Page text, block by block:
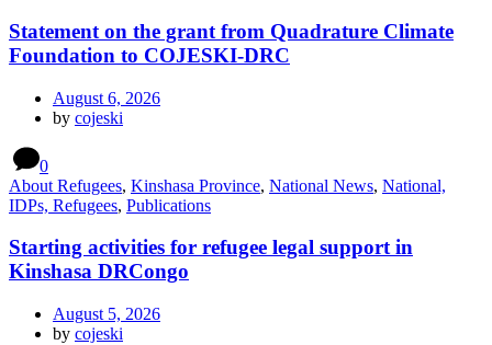
Statement on the grant from Quadrature Climate
Foundation to COJESKI-DRC
August 6, 2026
by cojeski
0
About Refugees, Kinshasa Province, National News, National,
IDPs, Refugees, Publications
Starting activities for refugee legal support in
Kinshasa DRCongo
August 5, 2026
by cojeski